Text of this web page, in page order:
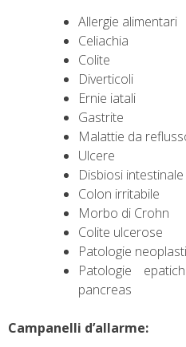
Allergie alimentari
Celiachia
Colite
Diverticoli
Ernie iatali
Gastrite
Malattie da
Ulcere
Disbiosi intestinale
Colon irritabile
Morbo di Crohn
Colite ulcerose
Patologie
Patologie
pancreas
Campanelli d’allarme: